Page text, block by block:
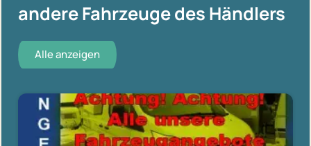
andere Fahrzeuge des Händlers
Alle anzeigen